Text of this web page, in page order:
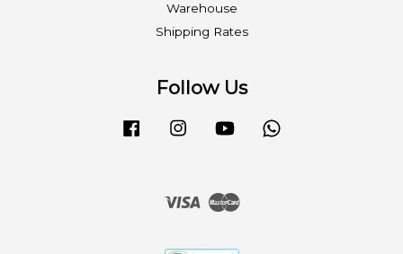
Warehouse
Shipping Rates
Follow Us
FacebookInstagramYouTube
Visa Master